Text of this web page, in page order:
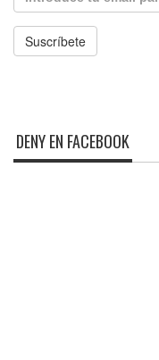
Suscríbete
DENY EN FACEBOOK